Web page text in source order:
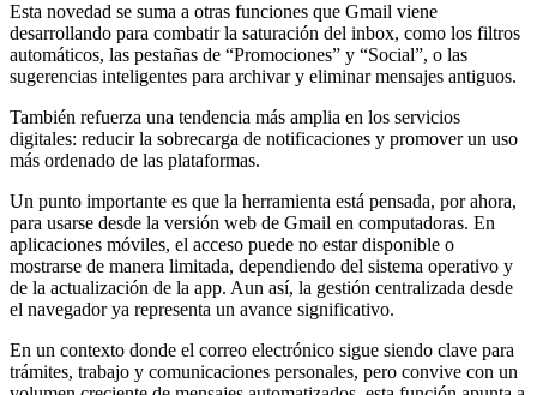
Esta novedad se suma a otras funciones que Gmail viene
desarrollando para combatir la saturación del inbox, como los filtros
automáticos, las pestañas de “Promociones” y “Social”, o las
sugerencias inteligentes para archivar y eliminar mensajes antiguos.
También refuerza una tendencia más amplia en los servicios
digitales: reducir la sobrecarga de notificaciones y promover un uso
más ordenado de las plataformas.
Un punto importante es que la herramienta está pensada, por ahora,
para usarse desde la versión web de Gmail en computadoras. En
aplicaciones móviles, el acceso puede no estar disponible o
mostrarse de manera limitada, dependiendo del sistema operativo y
de la actualización de la app. Aun así, la gestión centralizada desde
el navegador ya representa un avance significativo.
En un contexto donde el correo electrónico sigue siendo clave para
trámites, trabajo y comunicaciones personales, pero convive con un